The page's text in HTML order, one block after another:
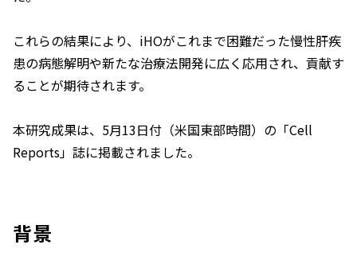
これらの結果により、iHOがこれまで困難だった慢性肝疾
患の病態解明や新たな治療法開発に広く応用され、貢献す
ることが期待されます。
本研究成果は、5月13日付（米国東部時間）の「Cell
Reports」誌に掲載されました。
背景